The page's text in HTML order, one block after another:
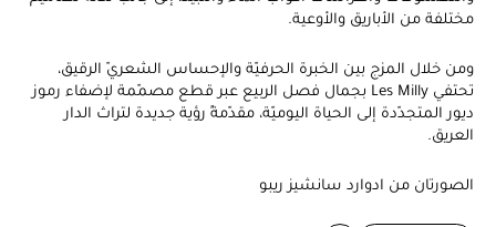
مختلفة من الأباريق والأوعية.
ومن خلال المزج بين الخبرة الحرفيّة والإحساس الشعريّ الرقيق،
تحتفي Les Milly بجمال فصل الربيع عبر قطع مصمّمة لإضفاء رموز
ديور المتجدّدة إلى الحياة اليوميّة، مقدّمةً رؤية جديدة لتراث الدار
العريق.
الصورتان من ادوارد سانشيز ريبو